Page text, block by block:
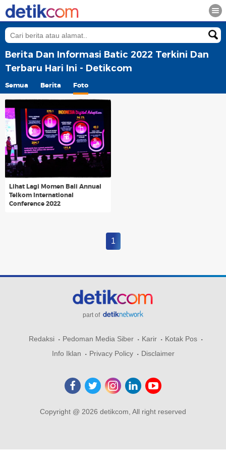
Berita Dan Informasi Batic 2022 Terkini Dan
Terbaru Hari Ini - Detikcom
Semua Berita Foto
Lihat Lagi Momen Bali Annual
Telkom International
Conference 2022
1
part of
Redaksi Pedoman Media Siber Karir
Kotak Pos
Info Iklan
Privacy Policy Disclaimer
Copyright @ 2026 detikcom, All right reserved